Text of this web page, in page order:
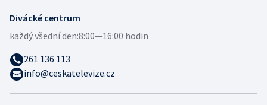
Divácké centrum
každý všední den:8:00—16:00 hodin
261 136 113
info@ceskatelevize.cz